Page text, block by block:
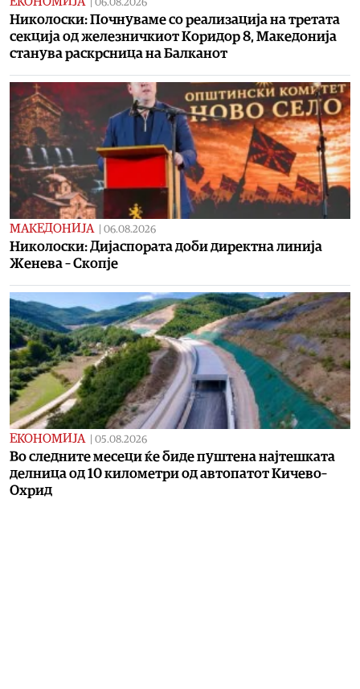
06.08.2026
Николоски: Почнуваме со реализација на третата
секција од железничкиот Коридор 8, Македонија
станува раскрсница на Балканот
МАКЕДОНИЈА | 06.08.2026
Николоски: Дијаспората доби директна линија
Женева – Скопје
ЕКОНОМИЈА | 05.08.2026
Во следните месеци ќе биде пуштена најтешката
делница од 10 километри од автопатот Кичево–
Охрид